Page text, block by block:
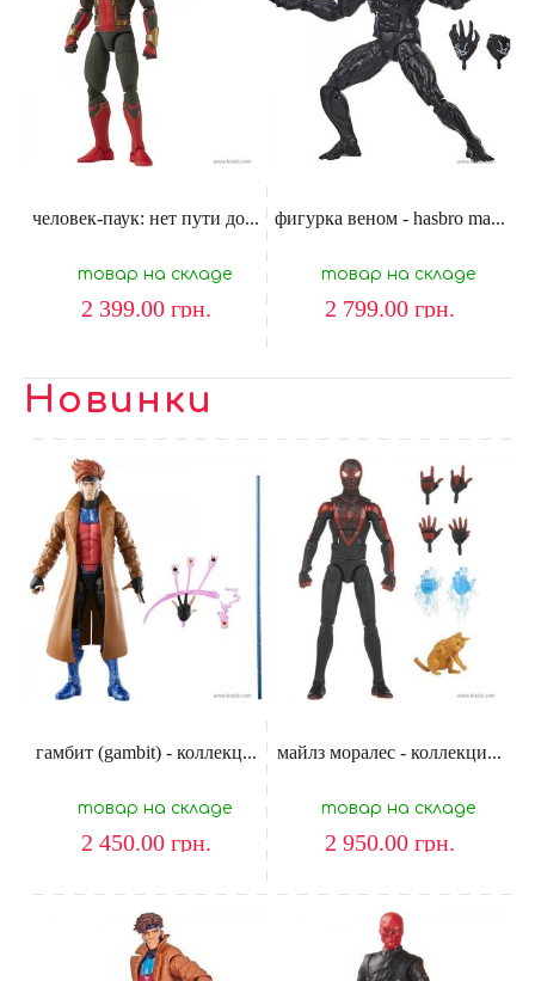
человек-паук: нет пути до...
товар на складе
2 399.00 грн.
фигурка веном - hasbro ma...
товар на складе
2 799.00 грн.
Новинки
гамбит (gambit) - коллекц...
товар на складе
2 450.00 грн.
майлз моралес - коллекци...
товар на складе
2 950.00 грн.